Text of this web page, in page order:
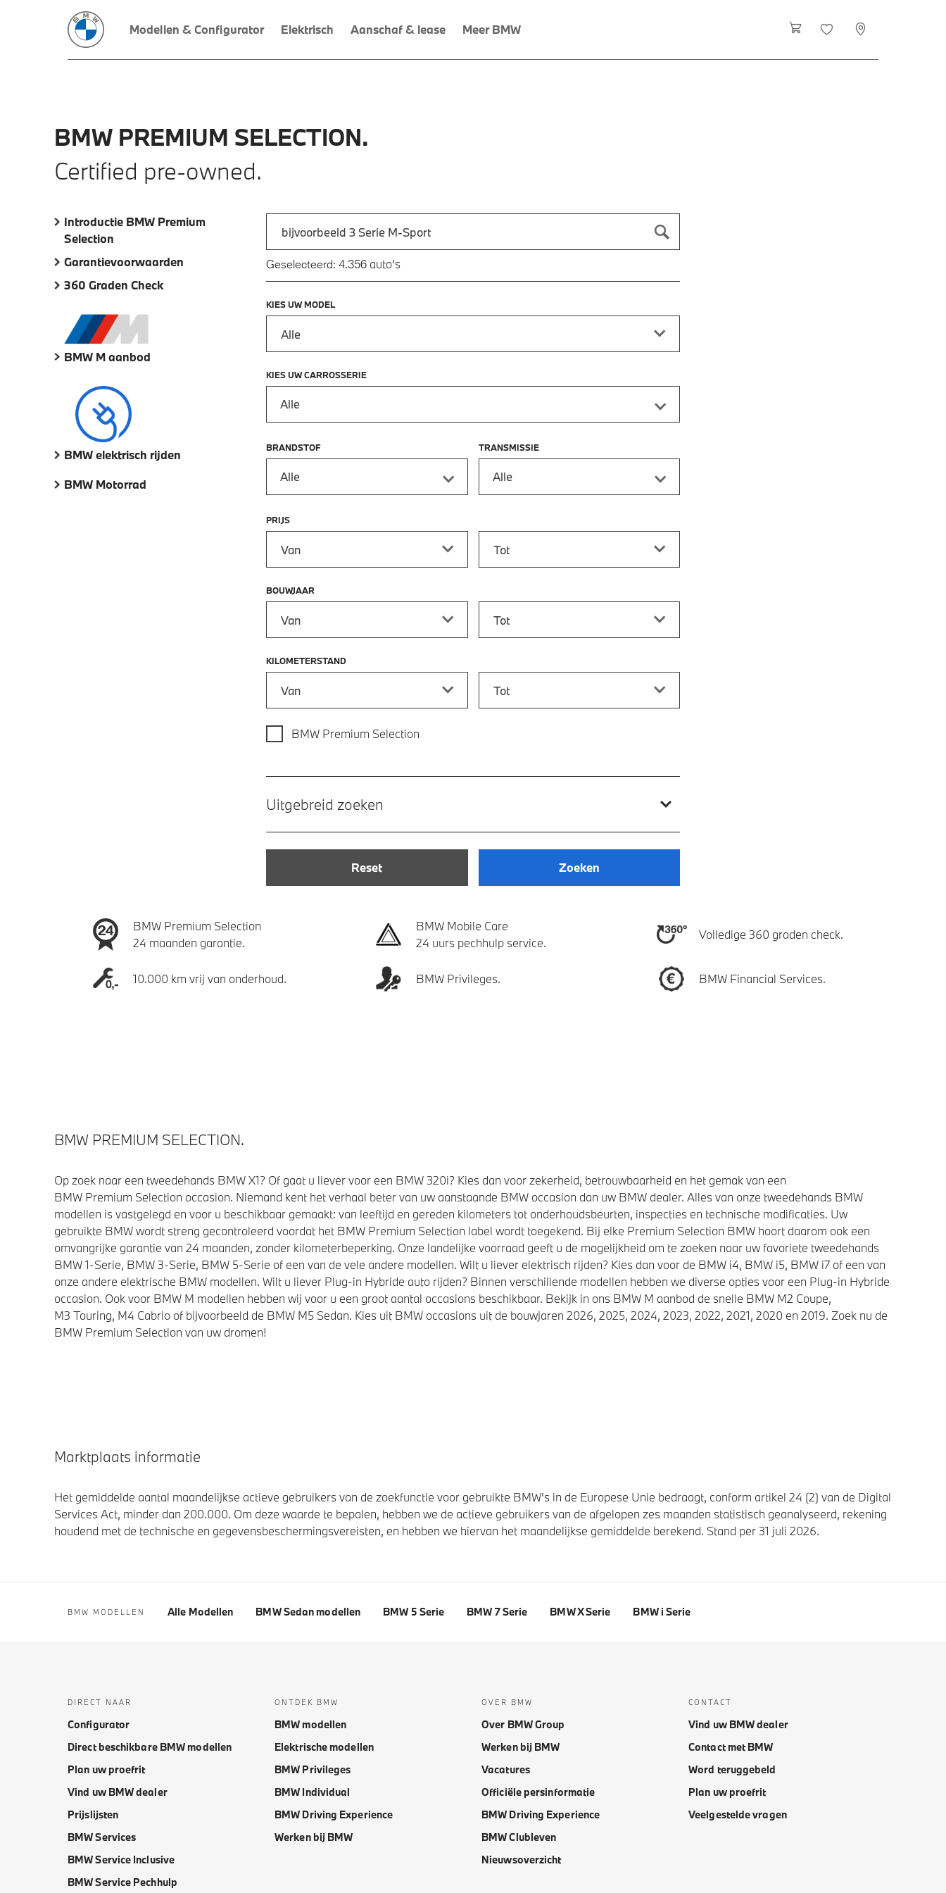
Modellen & Configurator Elektrisch Aanschaf & lease Meer BMW
BMW PREMIUM SELECTION.
Certified pre-owned.
Introductie BMW Premium
Selection
Garantievoorwaarden
360 Graden Check
BMW M aanbod
BMW elektrisch rijden
BMW Motorrad
Typ een automodel in en druk op enter om te zoeken
Geselecteerd: 4.356 auto's
KIES UW MODEL
KIES UW CARROSSERIE
Alle
BRANDSTOF
Alle
TRANSMISSIE
Alle
PRIJS
BOUWJAAR
KILOMETERSTAND
BMW Premium Selection
Uitgebreid zoeken
Reset Zoeken
BMW Premium Selection
24 maanden garantie.
BMW Mobile Care
24 uurs pechhulp service.
Volledige 360 graden check.
10.000 km vrij van onderhoud. BMW Privileges. BMW Financial Services.
BMW PREMIUM SELECTION.
Op zoek naar een tweedehands BMW X1? Of gaat u liever voor een BMW 320i? Kies dan voor zekerheid, betrouwbaarheid en het gemak van een
BMW Premium Selection occasion. Niemand kent het verhaal beter van uw aanstaande BMW occasion dan uw BMW dealer. Alles van onze tweedehands BMW
modellen is vastgelegd en voor u beschikbaar gemaakt: van leeftijd en gereden kilometers tot onderhoudsbeurten, inspecties en technische modificaties. Uw
gebruikte BMW wordt streng gecontroleerd voordat het BMW Premium Selection label wordt toegekend. Bij elke Premium Selection BMW hoort daarom ook een
omvangrijke garantie van 24 maanden, zonder kilometerbeperking. Onze landelijke voorraad geeft u de mogelijkheid om te zoeken naar uw favoriete tweedehands
BMW 1-Serie, BMW 3-Serie, BMW 5-Serie of een van de vele andere modellen. Wilt u liever elektrisch rijden? Kies dan voor de BMW i4, BMW i5, BMW i7 of een van
onze andere elektrische BMW modellen. Wilt u liever Plug-in Hybride auto rijden? Binnen verschillende modellen hebben we diverse opties voor een Plug-in Hybride
occasion. Ook voor BMW M modellen hebben wij voor u een groot aantal occasions beschikbaar. Bekijk in ons BMW M aanbod de snelle BMW M2 Coupe,
M3 Touring, M4 Cabrio of bijvoorbeeld de BMW M5 Sedan. Kies uit BMW occasions uit de bouwjaren 2026, 2025, 2024, 2023, 2022, 2021, 2020 en 2019. Zoek nu de
BMW Premium Selection van uw dromen!
Marktplaats informatie
Het gemiddelde aantal maandelijkse actieve gebruikers van de zoekfunctie voor gebruikte BMW's in de Europese Unie bedraagt, conform artikel 24 (2) van de Digital
Services Act, minder dan 200.000. Om deze waarde te bepalen, hebben we de actieve gebruikers van de afgelopen zes maanden statistisch geanalyseerd, rekening
houdend met de technische en gegevensbeschermingsvereisten, en hebben we hiervan het maandelijkse gemiddelde berekend. Stand per 31 juli 2026.
BMW MODELLEN Alle Modellen BMW Sedan modellen BMW 5 Serie BMW 7 Serie BMW X Serie BMW i Serie
DIRECT NAAR
Configurator
Direct beschikbare BMW modellen
Plan uw proefrit
Vind uw BMW dealer
Prijslijsten
BMW Services
BMW Service Inclusive
BMW Service Pechhulp
ONTDEK BMW
BMW modellen
Elektrische modellen
BMW Privileges
BMW Individual
BMW Driving Experience
Werken bij BMW
OVER BMW
Over BMW Group
Werken bij BMW
Vacatures
Officiële persinformatie
BMW Driving Experience
BMW Clubleven
Nieuwsoverzicht
CONTACT
Vind uw BMW dealer
Contact met BMW
Word teruggebeld
Plan uw proefrit
Veelgestelde vragen